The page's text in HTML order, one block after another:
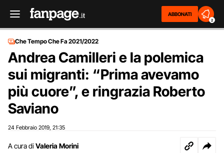
ABBONATI
2
Che Tempo Che Fa 2021/2022
Andrea Camilleri e la polemica
sui migranti: “Prima avevamo
più cuore”, e ringrazia Roberto
Saviano
24 Febbraio 2019 21:35
A cura di Valeria Morini